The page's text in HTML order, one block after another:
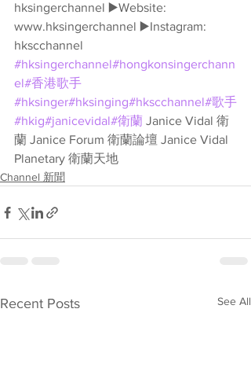
hksingerchannel ▶️Website:
www.hksingerchannel ▶️Instagram:
hkscchannel
#hksingerchannel#hongkonsingerchann
el#香港歌手
#hksinger#hksinging#hkscchannel#歌手
#hkig#janicevidal#衛蘭 Janice Vidal 衛
蘭 Janice Forum 衛蘭論壇 Janice Vidal
Planetary 衛蘭天地
Channel 新聞
Recent Posts See All